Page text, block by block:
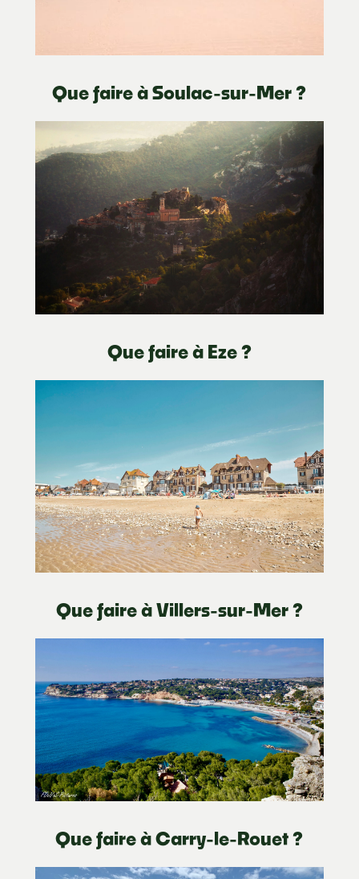
Que faire à Soulac-sur-Mer ?
Que faire à Eze ?
Que faire à Villers-sur-Mer ?
Que faire à Carry-le-Rouet ?